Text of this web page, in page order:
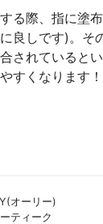
る際、指に塗
良しです)。そ
されていると
すくなります
オーリー)
ティーク